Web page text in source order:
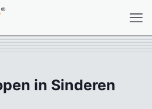
in Sinderen